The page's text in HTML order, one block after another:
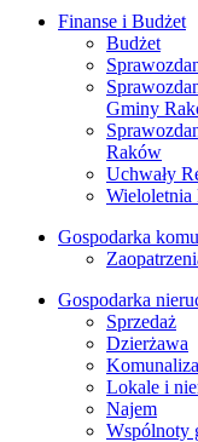
Finanse i Budżet
Budżet
Gminy
Raków
Uchwały
Wieloletnia
Gospodarka
Gospodarka
Sprzedaż
Dzierżawa
Lokale i
Najem
Wspólnoty